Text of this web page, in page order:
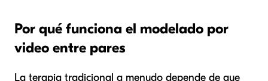
Por qué funciona el modelado por
video entre pares
La terapia tradicional a menudo depende de que